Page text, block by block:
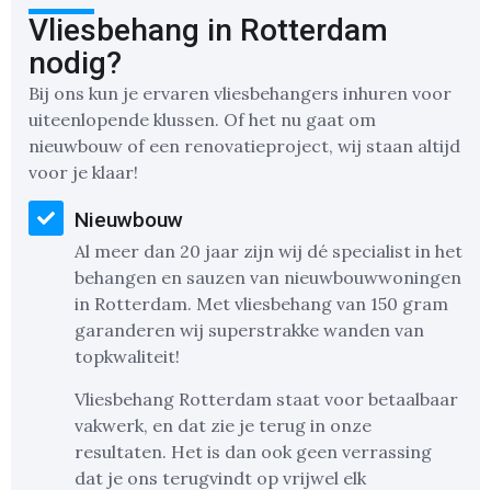
Vliesbehang in Rotterdam
nodig?
Bij ons kun je ervaren vliesbehangers inhuren voor
uiteenlopende klussen. Of het nu gaat om
nieuwbouw of een renovatieproject, wij staan altijd
voor je klaar!
Nieuwbouw
Al meer dan 20 jaar zijn wij dé specialist in het
behangen en sauzen van nieuwbouwwoningen
in Rotterdam. Met vliesbehang van 150 gram
garanderen wij superstrakke wanden van
topkwaliteit!
Vliesbehang Rotterdam staat voor betaalbaar
vakwerk, en dat zie je terug in onze
resultaten. Het is dan ook geen verrassing
dat je ons terugvindt op vrijwel elk